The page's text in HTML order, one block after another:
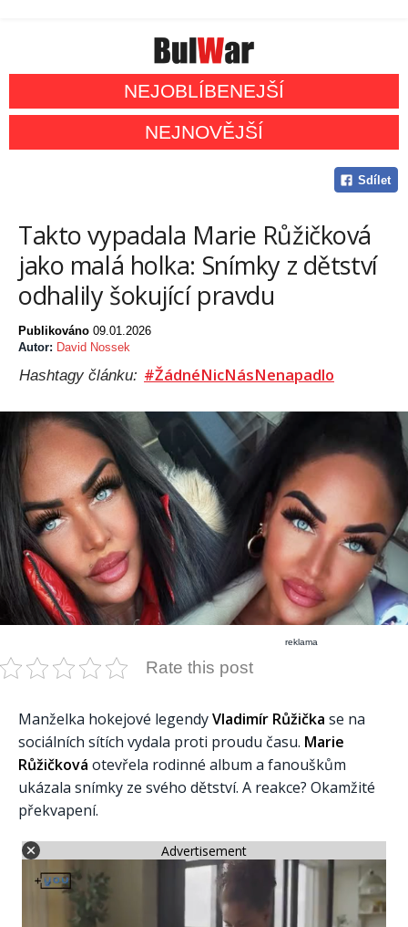
NEJOBLÍBENEJŠÍ
NEJNOVĚJŠÍ
Sdílet
Takto vypadala Marie Růžičková
jako malá holka: Snímky z dětství
odhalily šokující pravdu
Publikováno 09.01.2026
Autor: David Nossek
Hashtagy článku: #ŽádnéNicNásNenapadlo
reklama
Rate this post
Manželka hokejové legendyVladimír Růžička se na
sociálních sítích vydala proti proudu času. Marie
Růžičková otevřela rodinné album a fanouškům
ukázala snímky ze svého dětství. A reakce? Okamžité
překvapení.
Advertisement